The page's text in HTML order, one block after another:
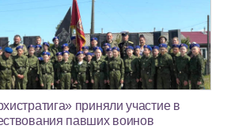
приняли участие в
павших воинов